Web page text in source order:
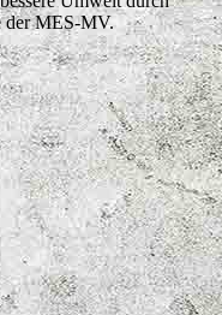
der MES-MV.